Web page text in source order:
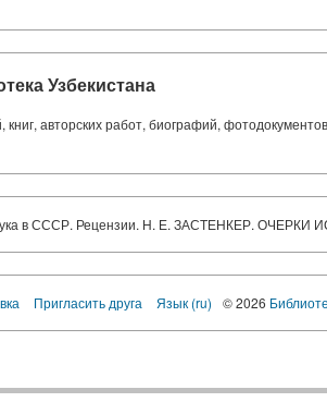
Узбекистана
авторских работ, биографий,
в СССР. Рецензии. Н. Е. ЗАСТЕНКЕР.
Пригласить друга Язык (ru) © 2026